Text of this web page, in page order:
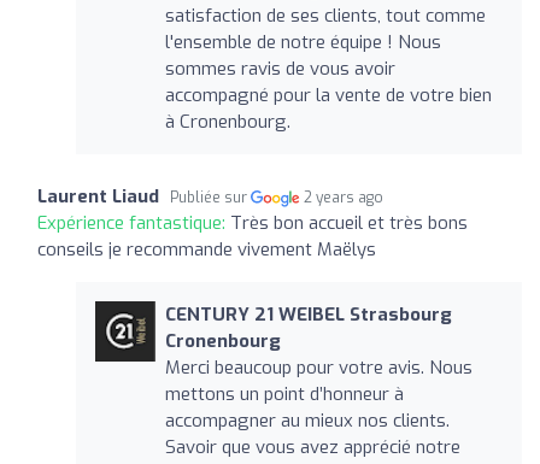
satisfaction de ses clients, tout comme
l'ensemble de notre équipe ! Nous
sommes ravis de vous avoir
accompagné pour la vente de votre bien
à Cronenbourg.
Laurent Liaud Publiée sur 2 years ago
Expérience fantastique: Très bon accueil et très bons
conseils je recommande vivement Maëlys
CENTURY 21 WEIBEL Strasbourg
Cronenbourg
Merci beaucoup pour votre avis. Nous
mettons un point d’honneur à
accompagner au mieux nos clients.
Savoir que vous avez apprécié notre